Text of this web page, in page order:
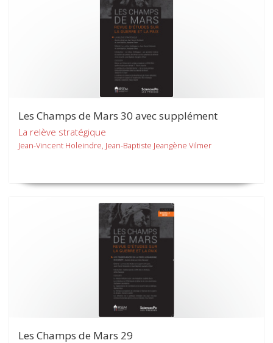
Les Champs de Mars 30 avec supplément
La relève stratégique
Jean-Vincent Holeindre, Jean-Baptiste Jeangène Vilmer
Les Champs de Mars 29